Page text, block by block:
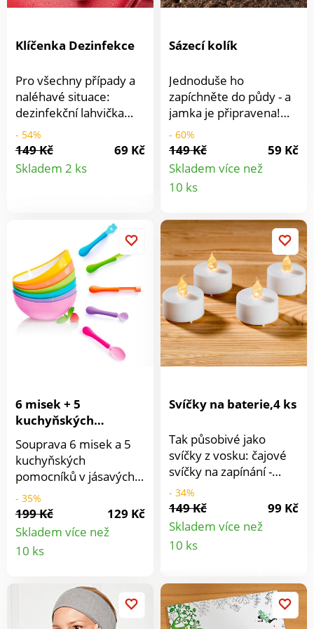
Klíčenka Dezinfekce
Pro všechny případy a
naléhavé situace:
dezinfekční lahvička
jako přívěsek na klíče. V
případě potřeby je
okamžitě po ruce -
chytře ukrytá a
- 54%
149 Kč
69 Kč
Skladem 2 ks
Detail
Sázecí kolík
Jednoduše ho
zapíchněte do půdy - a
jamka je připravena!
Sázecí kolík ušetří
zdlouhavé práce při
vkládání cibulek a
semen. S
ergonomickou rukojetí
- 60%
149 Kč
59 Kč
Skladem více než
10 ks
6 misek + 5
kuchyňských
Souprava 6 misek a 5
kuchyňských
pomocníků v jásavých
barvách: Sada
obsahuje: vykrajovač
jádřinců škrabka
škrabka na citrusovou
kůru vykrajovací lžíce
zmrzlinu Materiál
lakovaná nerezová
ocel, plastové držadlo.
- 35%
199 Kč
129 Kč
Skladem více než
10 ks
Svíčky na baterie,4 ks
Tak působivé jako
svíčky z vosku: čajové
svíčky na zapínání -
jistota je jistota. Plast,
včetně baterie. Ø 3,7
cm. S dlouhou dobou
hoření bílá Provoz na
baterie
- 34%
149 Kč
99 Kč
Skladem více než
10 ks